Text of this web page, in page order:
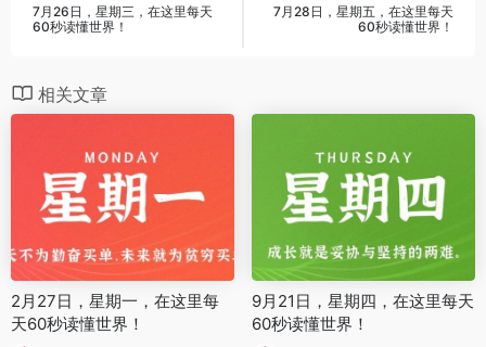
7月26日，星期三，在这里每天
60秒读懂世界！
7月28日，星期五，在这里每天
60秒读懂世界！
相关文章
2月27日，星期一，在这里每
天60秒读懂世界！
9月21日，星期四，在这里每天
60秒读懂世界！